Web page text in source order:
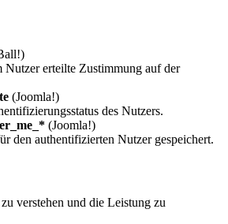
Nutzer erteilte Zustimmung auf der
(Joomla!)
des Nutzers.
(Joomla!)
den authentifizierten Nutzer gespeichert.
verstehen und die Leistung zu